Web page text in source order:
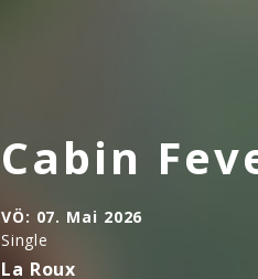
Cabin
VÖ: 07. Mai 2026
Single
La Roux